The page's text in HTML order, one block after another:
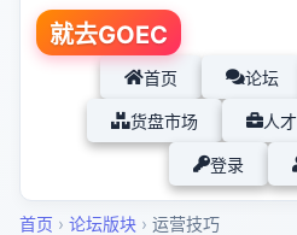
就去GOEC
首页 论坛
货盘市场 人
登录
首页 › 论坛版块 › 运营技巧